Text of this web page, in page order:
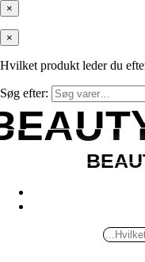
×
×
Hvilket produkt leder du
Søg efter: